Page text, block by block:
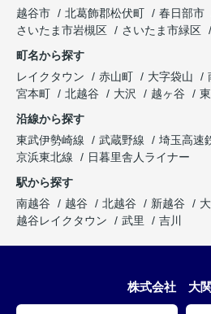
越谷市
北葛飾郡松伏町 春日部市
さいたま市岩槻区
さいたま市緑区
町名から探す
レイクタウン
赤山町 大字袋山
宮本町
北越谷 大沢 越ヶ谷
沿線から探す
東武伊勢崎線
武蔵野線 埼玉高速
京浜東北線
日暮里舎人ライナー
駅から探す
南越谷
越谷 北越谷 新越谷
越谷レイクタウン
武里 吉川
株式会社 大